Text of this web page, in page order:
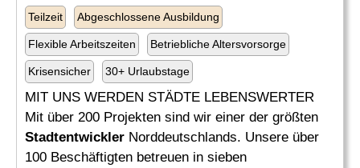
Teilzeit Abgeschlossene Ausbildung
Flexible Arbeitszeiten Betriebliche Altersvorsorge
Krisensicher 30+ Urlaubstage
MIT UNS WERDEN STÄDTE LEBENSWERTER
Mit über 200 Projekten sind wir einer der größten
Stadtentwickler Norddeutschlands. Unsere über
100 Beschäftigten betreuen in sieben